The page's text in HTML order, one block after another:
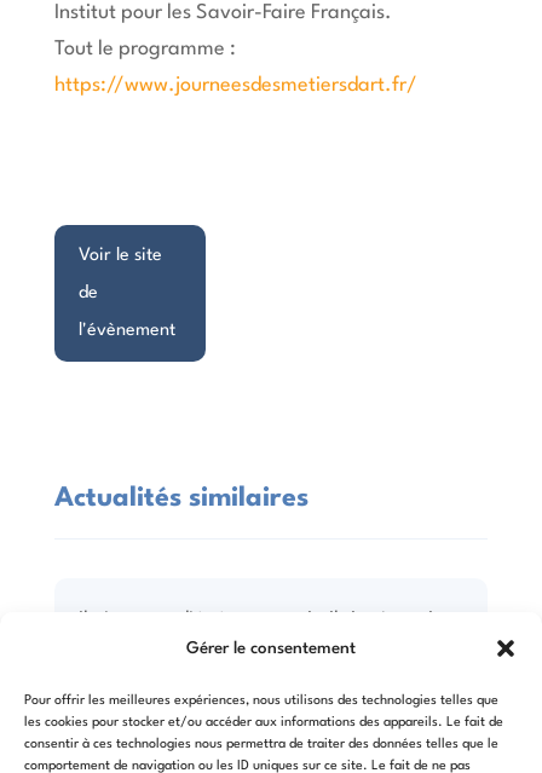
Gérer le consentement
Pour offrir les meilleures expériences, nous utilisons des technologies telles que
les cookies pour stocker et/ou accéder aux informations des appareils. Le fait de
consentir à ces technologies nous permettra de traiter des données telles que le
comportement de navigation ou les ID uniques sur ce site. Le fait de ne pas
Institut pour les Savoir-Faire Français.
Tout le programme :
https://www.journeesdesmetiersdart.fr/
Voir le site
de
l'évènement
Actualités similaires
pour le moment.